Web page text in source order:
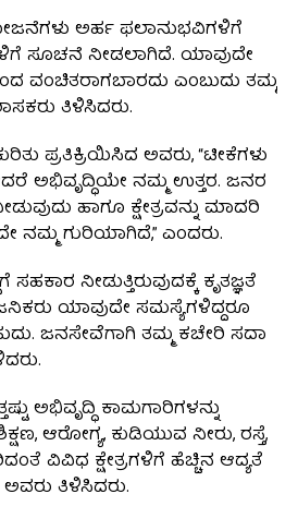
ಅರ್ಹ ಫಲಾನುಭವಿಗಳಿಗೆ
ಸೂಚನೆ ನೀಡಲಾಗಿದೆ. ಯಾವುದೇ
ವಂಚಿತರಾಗಬಾರದು ಎಂಬುದು ತಮ್ಮ
ತಿಳಿಸಿದರು.
ಪ್ರತಿಕ್ರಿಯಿಸಿದ ಅವರು, “ಟೀಕೆಗಳು
ಅಭಿವೃದ್ಧಿಯೇ ನಮ್ಮ ಉತ್ತರ. ಜನರ
ಹಾಗೂ ಕ್ಷೇತ್ರವನ್ನು ಮಾದರಿ
ನಮ್ಮ ಗುರಿಯಾಗಿದೆ,” ಎಂದರು.
ಸಹಕಾರ ನೀಡುತ್ತಿರುವುದಕ್ಕೆ ಕೃತಜ್ಞತೆ
ಯಾವುದೇ ಸಮಸ್ಯೆಗಳಿದ್ದರೂ
ಜನಸೇವೆಗಾಗಿ ತಮ್ಮ ಕಚೇರಿ ಸದಾ
ಅಭಿವೃದ್ಧಿ ಕಾಮಗಾರಿಗಳನ್ನು
ಶಿಕ್ಷಣ, ಆರೋಗ್ಯ, ಕುಡಿಯುವ ನೀರು, ರಸ್ತೆ,
ವಿವಿಧ ಕ್ಷೇತ್ರಗಳಿಗೆ ಹೆಚ್ಚಿನ ಆದ್ಯತೆ
ತಿಳಿಸಿದರು.